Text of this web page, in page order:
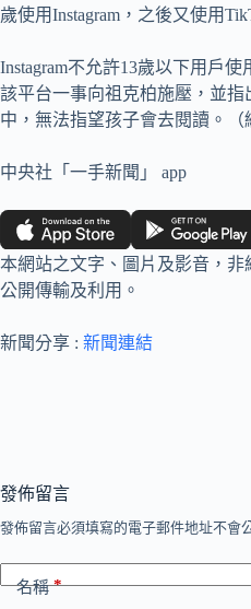
歲使用Instagram，之後又使用
Instagram不允許13歲以下用戶
該平台一事向祖克柏施壓，並
中，無法指望孩子會去閱讀。（
中央社「一手新聞」 app
本網站之文字、圖片及影音，
公開傳輸及利用。
新聞分享 : 新聞連結
發佈留言
發佈留言必須填寫的電子郵件地址不會
名稱*